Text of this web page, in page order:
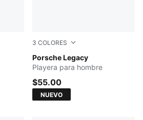
3 COLORES
Porsche Legacy
PUMA WHITE
Playera para hombre
$55.00
NUEVO